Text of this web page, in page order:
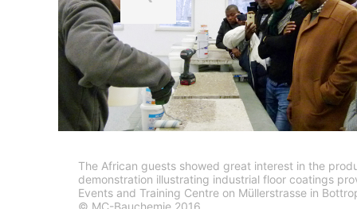
The African guests showed great interest in the
demonstration illustrating industrial floor coatings
Events and Training Centre on Müllerstrasse in
Odvolanie Vášho súhlasu so
Spracovanie údajov v rámci niektorých
Stačí ak nám zašlete napr. neformálne
odvolaním nedotknutá.
Právo podať sťažnosť príslušnému
V prípade porušení práva ochrany
úradom pre oblasť práva ochrany
Düsseldorf.
Právo na prenosnosť údajov